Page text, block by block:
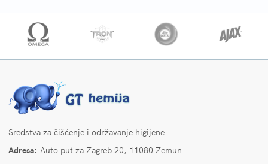
Sredstva za čišćenje i održavanje higijene.
Adresa: Auto put za Zagreb 20, 11080 Zemun